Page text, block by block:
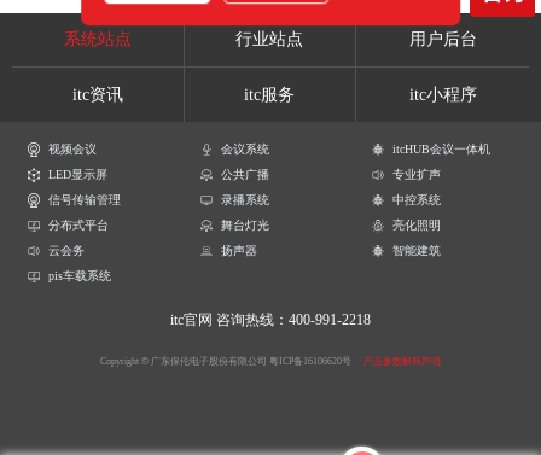
系统站点 行业站点 用户后台
itc资讯 itc服务 itc小程序
视频会议 会议系统
itcHUB会议一体机
LED显示屏
公共广播
专业扩声
信号传输管理
录播系统
中控系统
分布式平台
舞台灯光
亮化照明
云会务
扬声器
智能建筑
pis车载系统
itc官网 咨询热线：400-991-2218
Copyright © 广东保伦电子股份有限公司 粤ICP备16106620号 产品参数解释声明